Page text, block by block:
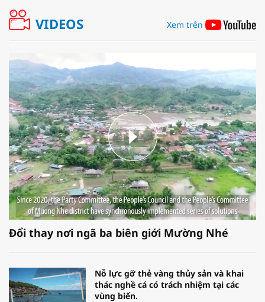
VIDEOS Xem trên
Đổi thay nơi ngã ba biên giới Mường Nhé
Nỗ lực gỡ thẻ vàng thủy sản và khai
thác nghề cá có trách nhiệm tại các
vùng biển.